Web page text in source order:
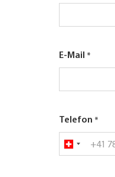
E-Mail
Telefon